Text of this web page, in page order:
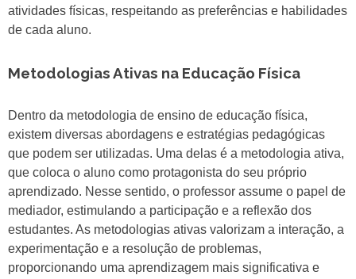
atividades físicas, respeitando as preferências e habilidades
de cada aluno.
Metodologias Ativas na Educação Física
Dentro da metodologia de ensino de educação física,
existem diversas abordagens e estratégias pedagógicas
que podem ser utilizadas. Uma delas é a metodologia ativa,
que coloca o aluno como protagonista do seu próprio
aprendizado. Nesse sentido, o professor assume o papel de
mediador, estimulando a participação e a reflexão dos
estudantes. As metodologias ativas valorizam a interação, a
experimentação e a resolução de problemas,
proporcionando uma aprendizagem mais significativa e